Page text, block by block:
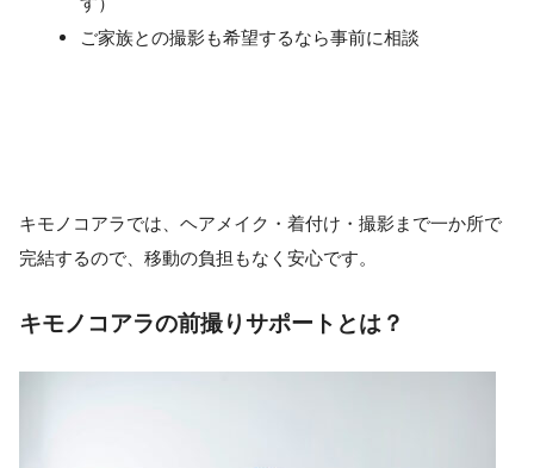
ご家族との撮影も希望するなら事前に相談
キモノコアラでは、ヘアメイク・着付け・撮影まで一か所で
完結するので、移動の負担もなく安心です。
キモノコアラの前撮りサポートとは？